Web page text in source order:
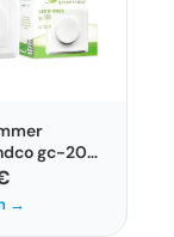
gc-200
→